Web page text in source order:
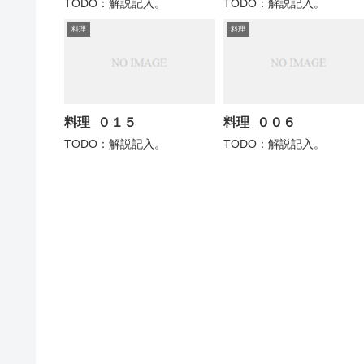
TODO：解説記入。 TODO：解説記入。
料理
料理_０１５
TODO：解説記入。
料理
料理_００６
TODO：解説記入。